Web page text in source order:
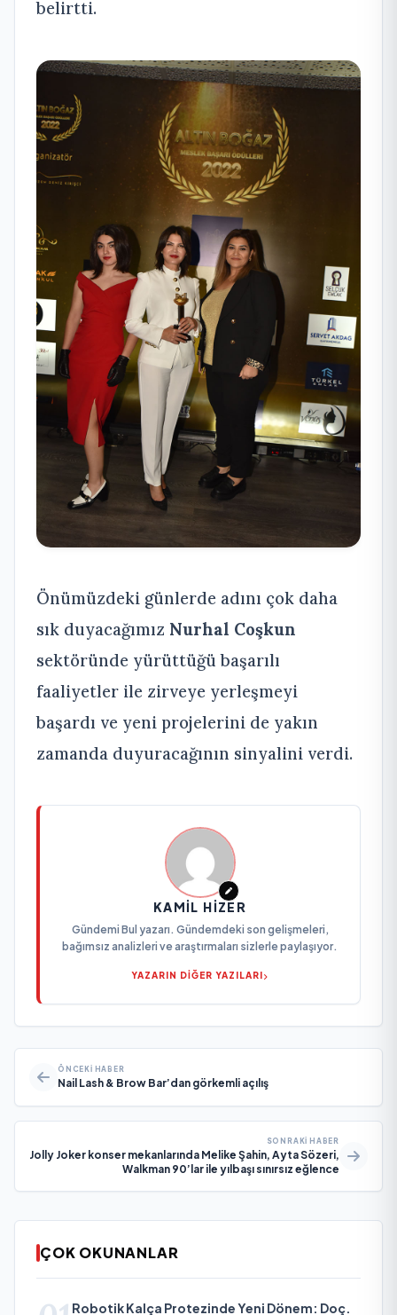
belirtti.
Önümüzdeki günlerde adını çok daha
sık duyacağımız Nurhal Coşkun
sektöründe yürüttüğü başarılı
faaliyetler ile zirveye yerleşmeyi
başardı ve yeni projelerini de yakın
zamanda duyuracağının sinyalini verdi.
KAMIL HIZER
Gündemi Bul yazarı. Gündemdeki son gelişmeleri,
bağımsız analizleri ve araştırmaları sizlerle paylaşıyor.
YAZARIN DİĞER YAZILARI
ÖNCEKI HABER
Nail Lash & Brow Bar’dan görkemli açılış
SONRAKI HABER
Jolly Joker konser mekanlarında Melike Şahin, Ayta Sözeri,
Walkman 90’lar ile yılbaşı sınırsız eğlence
ÇOK OKUNANLAR
Robotik Kalça Protezinde Yeni Dönem: Doç.